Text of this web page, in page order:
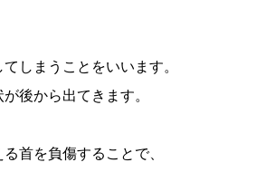
しまうことをいいます。
後から出てきます。
首を負傷することで、